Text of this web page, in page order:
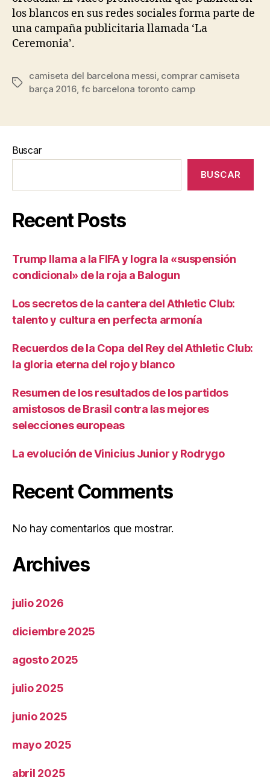
los blancos en sus redes sociales forma parte de
una campaña publicitaria llamada ‘La
Ceremonia’.
Etiquetas
camiseta del barcelona messi, comprar camiseta
barça 2016, fc barcelona toronto camp
Buscar
BUSCAR
Recent Posts
Trump llama a la FIFA y logra la «suspensión
condicional» de la roja a Balogun
Los secretos de la cantera del Athletic Club:
talento y cultura en perfecta armonía
Recuerdos de la Copa del Rey del Athletic Club:
la gloria eterna del rojo y blanco
Resumen de los resultados de los partidos
amistosos de Brasil contra las mejores
selecciones europeas
La evolución de Vinicius Junior y Rodrygo
Recent Comments
No hay comentarios que mostrar.
Archives
julio 2026
diciembre 2025
agosto 2025
julio 2025
junio 2025
mayo 2025
abril 2025